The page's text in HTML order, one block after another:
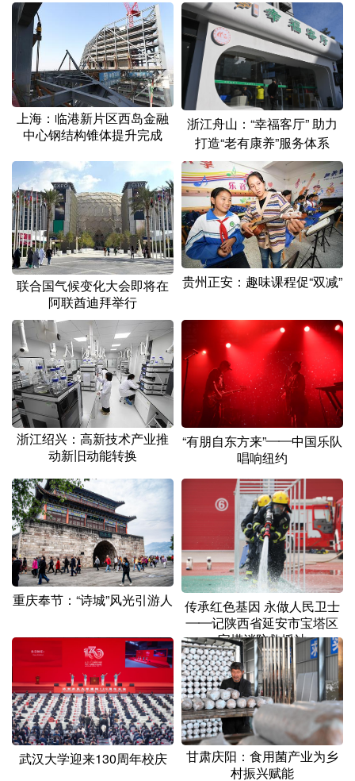
辽宁 吉林 上海 江苏
安徽 福建 江西
山东 河南 湖北 湖南
广东 广西 海南 重庆
四川 贵州 云南 西藏
陕西 甘肃 青海 宁夏
新疆 内蒙古 黑龙江
多语种频道
English Español
Русский язык 日本語 한국어
Deutsch Português
上海：临港新片区西岛金融
中心钢结构锥体提升完成
浙江舟山：“幸福客厅” 助力
打造“老有康养”服务体系
联合国气候变化大会即将在
阿联酋迪拜举行
贵州正安：趣味课程促“双减”
浙江绍兴：高新技术产业推
动新旧动能转换
“有朋自东方来”——中国乐队
唱响纽约
重庆奉节：“诗城”风光引游人
传承红色基因 永做人民卫士
——记陕西省延安市宝塔区
宝塔消防救援站
武汉大学迎来130周年校庆
甘肃庆阳：食用菌产业为乡
村振兴赋能